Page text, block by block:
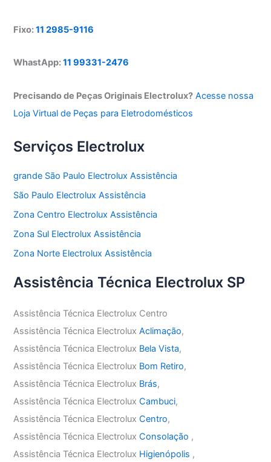
Fixo:11 2985-9116
WhastApp:11 99331-2476
Precisando de Peças Originais Electrolux? Acesse nossa
Loja Virtual de Peças para Eletrodomésticos
Serviços Electrolux
grande São Paulo Electrolux Assistência
São Paulo Electrolux Assistência
Zona Centro Electrolux Assistência
Zona Sul Electrolux Assistência
Zona Norte Electrolux Assistência
Assistência Técnica Electrolux SP
Assistência Técnica Electrolux Centro
Assistência Técnica ElectroluxAclimação,
Assistência Técnica Electrolux Bela Vista,
Assistência Técnica Electrolux Bom Retiro,
Assistência Técnica Electrolux Brás,
Assistência Técnica ElectroluxCambuci,
Assistência Técnica ElectroluxCentro,
Assistência Técnica ElectroluxConsolação ,
Assistência Técnica Electrolux Higienópolis ,